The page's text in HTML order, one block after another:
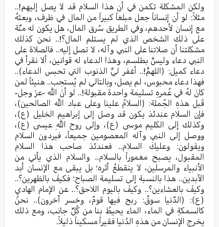
ولكن المشكلة تكمن في أن هذا السلام قد لا يصل إليهم!..
مثلاً: لو أن إنساناً جعل مبلغاً كبيراً من المال في ظرف، وبعثهُ
مع إنسان لأحدهم، وفي الطريق سُرق المال، هل يكون له منّة
على ذلك الشخص الذي لم يستلم المال؟!.. نحن كذلك
مشكلتنا أن صلاتنا على النبي وآله، لا تصل إليه.. فالصلاة على
النبي دعاء وليسَّ بطلسم، وهذا الدعاء له قوانين، ألا نقرأ في
دعاء كميل: (اللهمَّ!.. أغفر ليَّ الذنوب التي تحبس الدعاء)..
فهذا دعاء محبوس، لم يصل، وبالتالي لم يُستجب.. هنيئاً لمن
كانَ لهُ في عُمرهِ تسليمة واحدة مقبولة!.. لو أنَ الله -عزَ وجل-
قَبل هذهِ الجُملة: (السلامُ علينا وعلى عباد الله الصالحين)،
فإن السلام عندئذ يكون قد وصل إلى إبراهيم الخليل (ع)،
وكذلك إلى الكليم موسى (ع)، وإلى روح اللهِ عيسى (ع)،
ووصل إلى النبي وآله المعصومين جميعاً، فيردون السلام
ويقولون: وعليكَ السلام.. فعندئذ صاحب هذا السلام
المقبول، يصبح مغموراً بالسلام.. والسلام الذي يأتي من
الأنبياء والمرسلين، لا ينقطعُ أثره؛ بل يبقى مع الإنسان أبد
الآبدين.. هذا بالنسبة إلى تسليمة الصباح؛ فكيفَ بالظهرين؟..
وكيفَ بالعشاءين؟.. وكيفَ باليوم اللاحق؟.. عن الإمام الهادي
(ع): (الدّنيا سوقٌ: ربح فيها قومٌ، وخسر آخرون).. نحنُ
كالسمكةِ في الماء، الماء يحيطُ بنا من كُلِّ جانب، ومع ذلك
يخرج الإنسان من هذهِ الدُنيا فقيراً مسكيناً ذليلاً.